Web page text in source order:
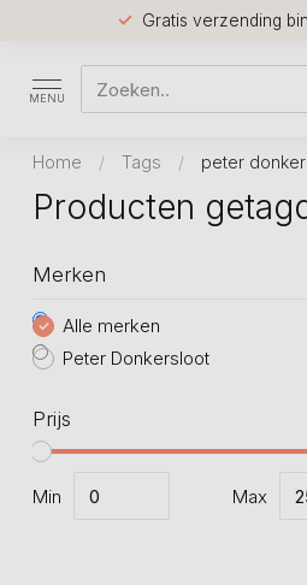
Gratis verzending
MENU
Home / Tags / peter
Producten
Merken
Alle merken
Peter Donkersloot
Prijs
Min Max